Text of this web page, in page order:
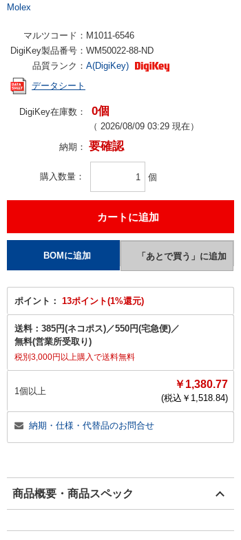
Molex
マルツコード： M1011-6546
DigiKey製品番号： WM50022-88-ND
品質ランク： A(DigiKey)
データシート
DigiKey在庫数： 0個
（ 2026/08/09 03:29 現在）
納期： 要確認
購入数量 個
ポイント： 13ポイント(1%還元)
送料： 385円(ネコポス)／550円(宅急便)／
無料(営業所受取り)
税別3,000円以上購入で送料無料
1個以上
￥1,380.77
(税込￥ 1,518.84)
納期・仕様・代替品のお問合せ
商品概要・商品スペック